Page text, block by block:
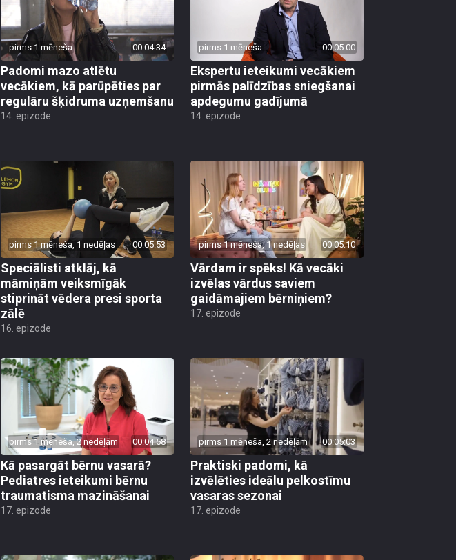
pirms 1 mēneša 00:04:34
Padomi mazo atlētu
vecākiem, kā parūpēties par
regulāru šķidruma uzņemšanu
14. epizode
pirms 1 mēneša 00:05:00
Ekspertu ieteikumi vecākiem
pirmās palīdzības sniegšanai
apdegumu gadījumā
14. epizode
pirms 1 mēneša, 1 nedēļas 00:05:53
Speciālisti atklāj, kā
māmiņām veiksmīgāk
stiprināt vēdera presi sporta
zālē
16. epizode
pirms 1 mēneša, 1 nedēļas 00:05:10
Vārdam ir spēks! Kā vecāki
izvēlas vārdus saviem
gaidāmajiem bērniņiem?
17. epizode
pirms 1 mēneša, 2 nedēļām 00:04:58
Kā pasargāt bērnu vasarā?
Pediatres ieteikumi bērnu
traumatisma mazināšanai
17. epizode
pirms 1 mēneša, 2 nedēļām 00:05:03
Praktiski padomi, kā
izvēlēties ideālu pelkostīmu
vasaras sezonai
17. epizode